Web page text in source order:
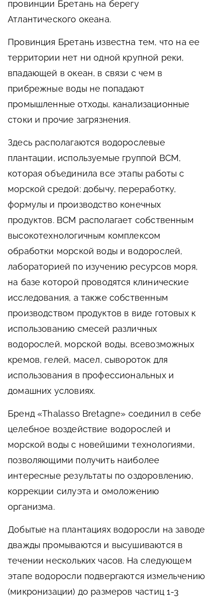
провинции Бретань на берегу
Атлантического океана.
Провинция Бретань известна тем, что на ее
территории нет ни одной крупной реки,
впадающей в океан, в связи с чем в
прибрежные воды не попадают
промышленные отходы, канализационные
стоки и прочие загрязнения.
Здесь располагаются водорослевые
плантации, используемые группой ВСМ,
которая объединила все этапы работы с
морской средой: добычу, переработку,
формулы и производство конечных
продуктов. ВСМ располагает собственным
высокотехнологичным комплексом
обработки морской воды и водорослей,
лабораторией по изучению ресурсов моря,
на базе которой проводятся клинические
исследования, а также собственным
производством продуктов в виде готовых к
использованию смесей различных
водорослей, морской воды, всевозможных
кремов, гелей, масел, сывороток для
использования в профессиональных и
домашних условиях.
Бренд «Thalasso Bretagne» соединил в себе
целебное воздействие водорослей и
морской воды с новейшими технологиями,
позволяющими получить наиболее
интересные результаты по оздоровлению,
коррекции силуэта и омоложению
организма.
Добытые на плантациях водоросли на заводе
дважды промываются и высушиваются в
течении нескольких часов. На следующем
этапе водоросли подвергаются измельчению
(микронизации) до размеров частиц 1-3